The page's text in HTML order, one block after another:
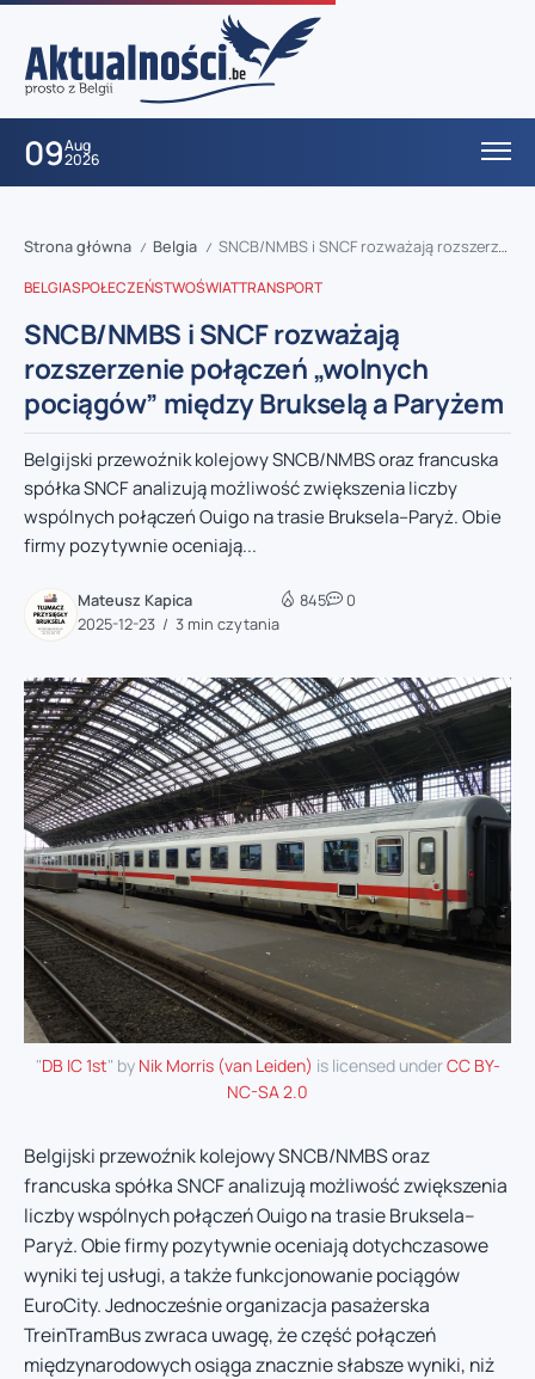
09Aug
2026
Strona główna / Belgia / SNCB/NMBS i SNCF rozważają rozszerzenie połączeń „wolnych pociągów” między Brukselą a Paryżem
BELGIASPOŁECZEŃSTWOŚWIATTRANSPORT
SNCB/NMBS i SNCF rozważają
rozszerzenie połączeń „wolnych
pociągów” między Brukselą a Paryżem
Belgijski przewoźnik kolejowy SNCB/NMBS oraz francuska
spółka SNCF analizują możliwość zwiększenia liczby
wspólnych połączeń Ouigo na trasie Bruksela–Paryż. Obie
firmy pozytywnie oceniają...
Mateusz Kapica
2025-12-23
3 min czytania
845 0
"DB IC 1st" by Nik Morris (van Leiden) is licensed underCC BY-
NC-SA 2.0
Belgijski przewoźnik kolejowy SNCB/NMBS oraz
francuska spółka SNCF analizują możliwość zwiększenia
liczby wspólnych połączeń Ouigo na trasie Bruksela–
Paryż. Obie firmy pozytywnie oceniają dotychczasowe
wyniki tej usługi, a także funkcjonowanie pociągów
EuroCity. Jednocześnie organizacja pasażerska
TreinTramBus zwraca uwagę, że część połączeń
międzynarodowych osiąga znacznie słabsze wyniki, niż